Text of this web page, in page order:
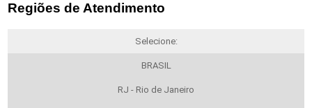
Regiões de Atendimento
Selecione:
BRASIL
RJ - Rio de Janeiro